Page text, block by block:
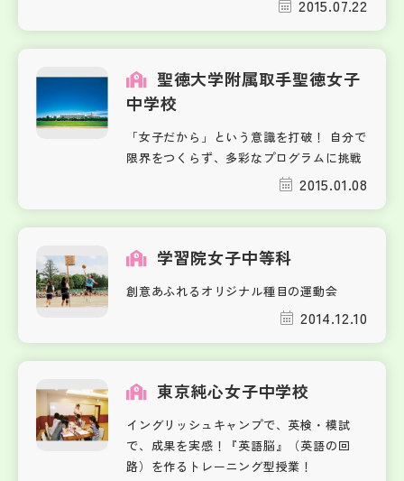
2015.07.22
聖徳大学附属取手聖徳女子
中学校
「女子だから」という意識を打破！ 自分で
限界をつくらず、多彩なプログラムに挑戦
2015.01.08
学習院女子中等科
創意あふれるオリジナル種目の運動会
2014.12.10
東京純心女子中学校
イングリッシュキャンプで、英検・模試
で、成果を実感！『英語脳』（英語の回
路）を作るトレーニング型授業！